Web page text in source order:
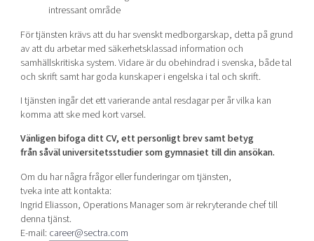
intressant område
För tjänsten krävs att du har svenskt medborgarskap, detta på grund
av att du arbetar med säkerhetsklassad information och
samhällskritiska system. Vidare är du obehindrad i svenska, både tal
och skrift samt har goda kunskaper i engelska i tal och skrift.
I tjänsten ingår det ett varierande antal resdagar per år vilka kan
komma att ske med kort varsel.
Vänligen bifoga ditt CV, ett personligt brev samt betyg
från såväl universitetsstudier som gymnasiet till din ansökan.
Om du har några frågor eller funderingar om tjänsten,
tveka inte att kontakta:
Ingrid Eliasson, Operations Manager som är rekryterande chef till
denna tjänst.
E-mail: career@sectra.com